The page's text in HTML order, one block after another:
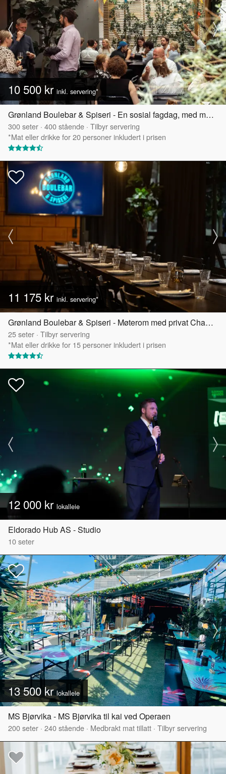
10 500 kr inkl. servering*
Grønland Boulebar & Spiseri - En sosial fagdag, med møtepakke!
300seter · 400stående · Tilbyr servering
*Mat eller drikke for 20 personer inkludert i prisen
11 175 kr inkl. servering*
Grønland Boulebar & Spiseri - Møterom med privat Chambre Séparée
25seter · Tilbyr servering
*Mat eller drikke for 15 personer inkludert i prisen
12 000 kr lokalleie
Eldorado Hub AS - Studio
10seter
13 500 krlokalleie
MS Bjørvika - MS Bjørvika til kai ved Operaen
200seter · 240stående · Medbrakt mat tillatt · Tilbyr servering